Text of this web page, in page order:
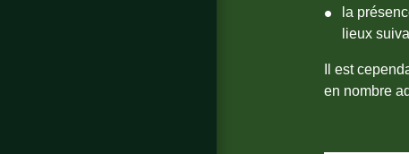
la
lieux
Il est
en nombre